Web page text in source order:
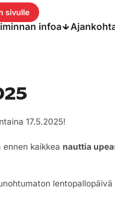
sivulle
infoa
17.5.2025!
ennen kaikkea nauttia
lentopallopäivä